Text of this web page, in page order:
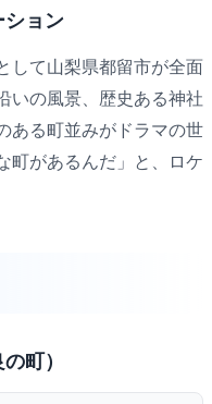
ション
して山梨県都留市が全面
いの風景、歴史ある神社
ある町並みがドラマの世
町があるんだ」と、ロケ
町）